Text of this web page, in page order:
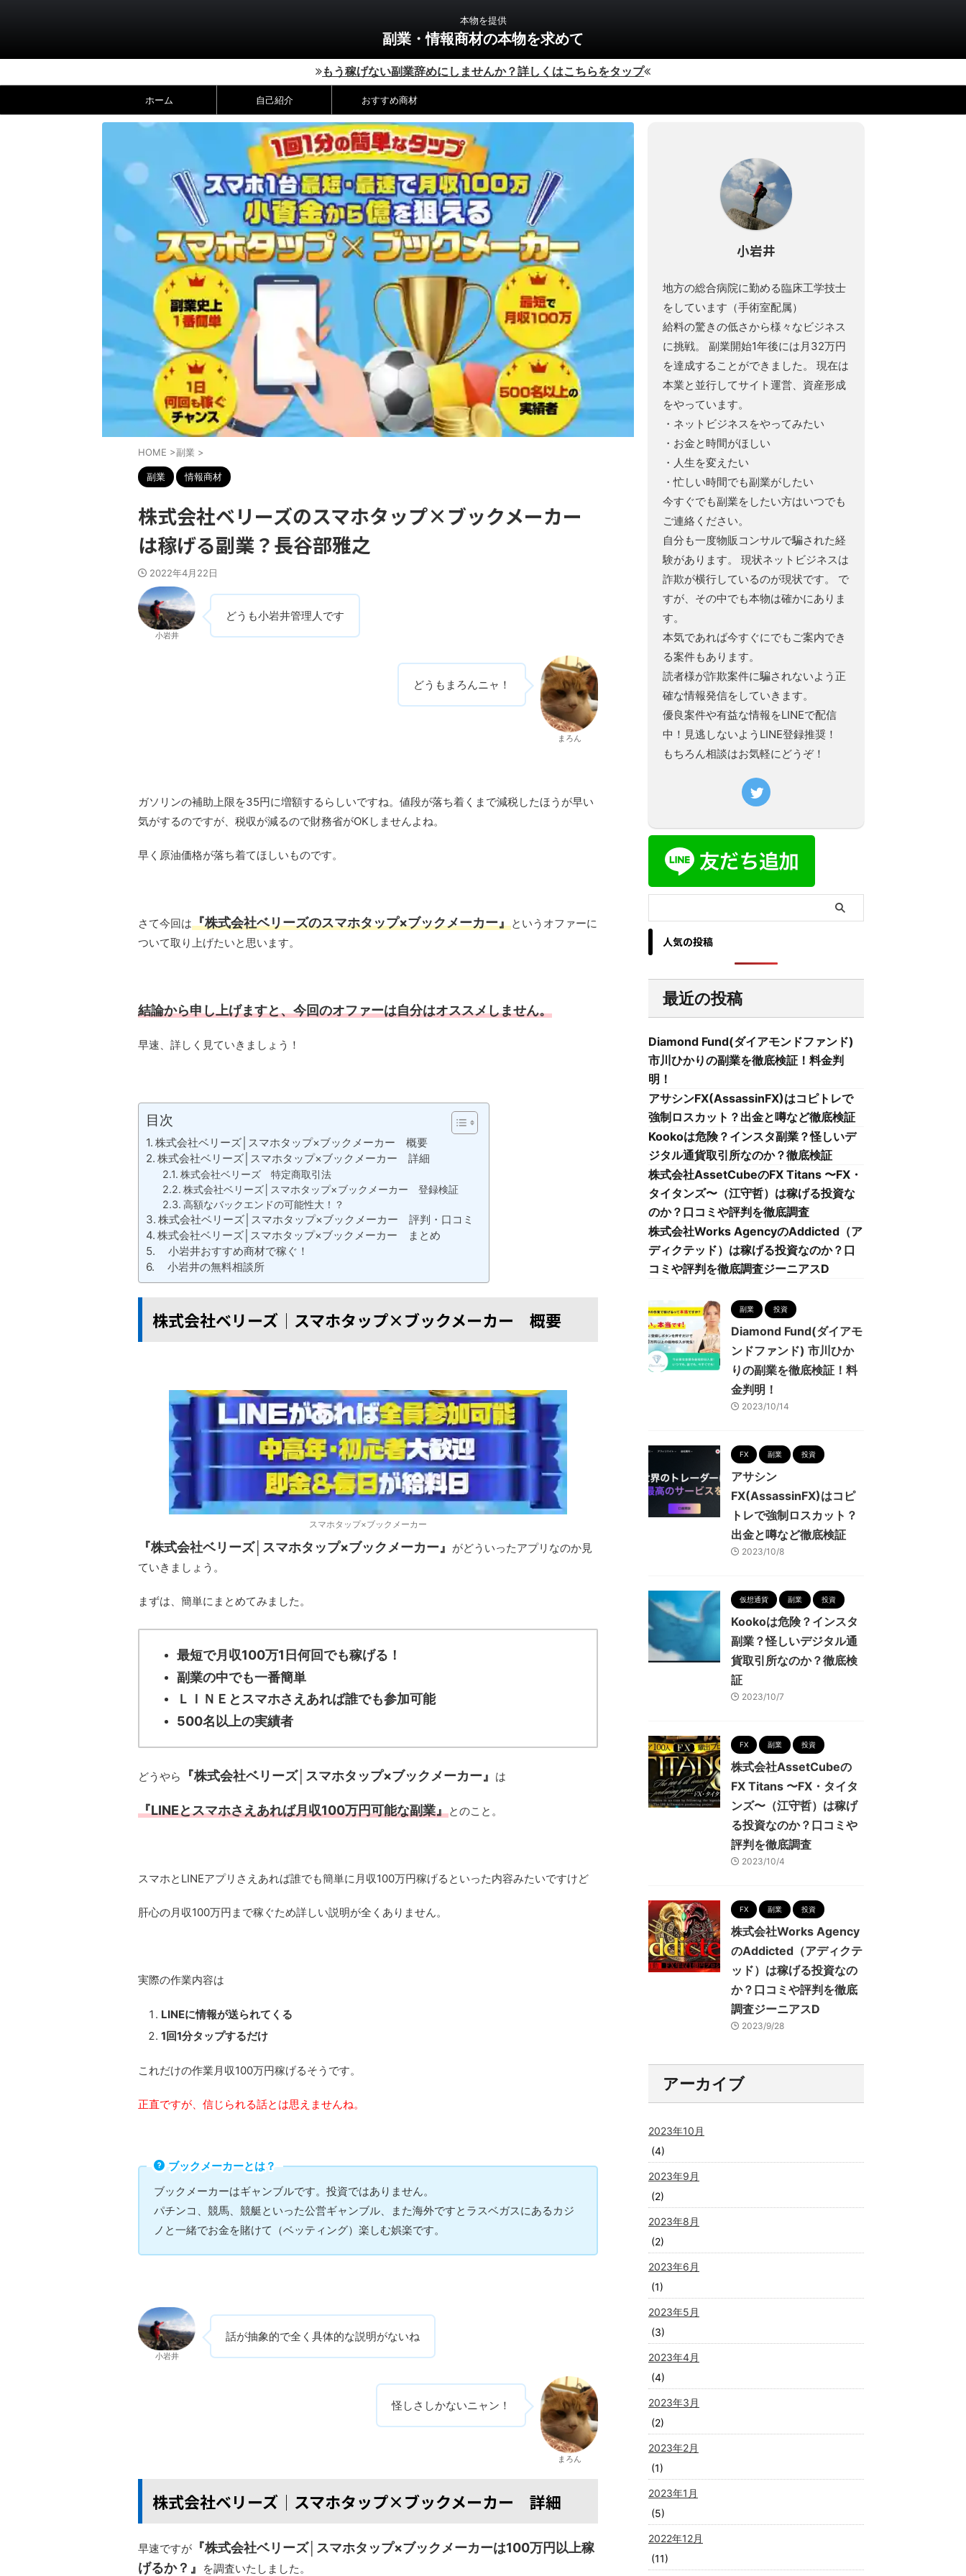
本物を提供
副業・情報商材の本物を求めて
もう稼げない副業辞めにしませんか？詳しくはこちらをタップ
ホーム 自己紹介 おすすめ商材
HOME >副業 >
副業 情報商材
株式会社ベリーズのスマホタップ×ブックメーカー
は稼げる副業？長谷部雅之
2022年4月22日
小岩井
どうも小岩井管理人です
どうもまろんニャ！
まろん
ガソリンの補助上限を35円に増額するらしいですね。値段が落ち着くまで減税したほうが早い
気がするのですが、税収が減るので財務省がOKしませんよね。
早く原油価格が落ち着てほしいものです。
さて今回は『株式会社ベリーズのスマホタップ×ブックメーカー』というオファーに
ついて取り上げたいと思います。
結論から申し上げますと、今回のオファーは自分はオススメしません。
早速、詳しく見ていきましょう！
目次
株式会社ベリーズ│スマホタップ×ブックメーカー 概要
株式会社ベリーズ│スマホタップ×ブックメーカー 詳細
株式会社ベリーズ 特定商取引法
株式会社ベリーズ│スマホタップ×ブックメーカー 登録検証
高額なバックエンドの可能性大！？
株式会社ベリーズ│スマホタップ×ブックメーカー 評判・口コミ
株式会社ベリーズ│スマホタップ×ブックメーカー まとめ
小岩井おすすめ商材で稼ぐ！
小岩井の無料相談所
株式会社ベリーズ│スマホタップ×ブックメーカー 概要
スマホタップ×ブックメーカー
『株式会社ベリーズ│スマホタップ×ブックメーカー』 がどういったアプリなのか見
ていきましょう。
まずは、簡単にまとめてみました。
最短で月収100万1日何回でも稼げる！
副業の中でも一番簡単
ＬＩＮＥとスマホさえあれば誰でも参加可能
500名以上の実績者
どうやら 『株式会社ベリーズ│スマホタップ×ブックメーカー』 は
『LINEとスマホさえあれば月収100万円可能な副業』とのこと。
スマホとLINEアプリさえあれば誰でも簡単に月収100万円稼げるといった内容みたいですけど
肝心の月収100万円まで稼ぐため詳しい説明が全くありません。
実際の作業内容は
LINEに情報が送られてくる
1回1分タップするだけ
これだけの作業月収100万円稼げるそうです。
正直ですが、信じられる話とは思えませんね。
ブックメーカーとは？
ブックメーカーはギャンブルです。投資ではありません。
パチンコ、競馬、競艇といった公営ギャンブル、また海外ですとラスベガスにあるカジ
ノと一緒でお金を賭けて（ベッティング）楽しむ娯楽です。
小岩井
話が抽象的で全く具体的な説明がないね
怪しさしかないニャン！
まろん
株式会社ベリーズ│スマホタップ×ブックメーカー 詳細
早速ですが 『株式会社ベリーズ│スマホタップ×ブックメーカーは100万円以上稼
げるか？』
を調査いたしました。
小岩井
地方の総合病院に勤める臨床工学技士
をしています（手術室配属）
給料の驚きの低さから様々なビジネス
に挑戦。 副業開始1年後には月32万円
を達成することができました。 現在は
本業と並行してサイト運営、資産形成
をやっています。
・ネットビジネスをやってみたい
・お金と時間がほしい
・人生を変えたい
・忙しい時間でも副業がしたい
今すぐでも副業をしたい方はいつでも
ご連絡ください。
自分も一度物販コンサルで騙された経
験があります。 現状ネットビジネスは
詐欺が横行しているのが現状です。 で
すが、その中でも本物は確かにありま
す。
本気であれば今すぐにでもご案内でき
る案件もあります。
読者様が詐欺案件に騙されないよう正
確な情報発信をしていきます。
優良案件や有益な情報をLINEで配信
中！見逃しないようLINE登録推奨！
もちろん相談はお気軽にどうぞ！
人気の投稿
最近の投稿
Diamond Fund(ダイアモンドファンド)
市川ひかりの副業を徹底検証！料金判
明！
アサシンFX(AssassinFX)はコピトレで
強制ロスカット？出金と噂など徹底検証
Kookoは危険？インスタ副業？怪しいデ
ジタル通貨取引所なのか？徹底検証
株式会社AssetCubeのFX Titans 〜FX・
タイタンズ〜（江守哲）は稼げる投資な
のか？口コミや評判を徹底調査
株式会社Works AgencyのAddicted（ア
ディクテッド）は稼げる投資なのか？口
コミや評判を徹底調査ジーニアスD
副業 投資
Diamond Fund(ダイアモ
ンドファンド) 市川ひか
りの副業を徹底検証！料
金判明！
2023/10/14
FX 副業 投資
アサシン
FX(AssassinFX)はコピ
トレで強制ロスカット？
出金と噂など徹底検証
2023/10/8
仮想通貨 副業 投資
Kookoは危険？インスタ
副業？怪しいデジタル通
貨取引所なのか？徹底検
証
2023/10/7
FX 副業 投資
株式会社AssetCubeの
FX Titans 〜FX・タイタ
ンズ〜（江守哲）は稼げ
る投資なのか？口コミや
評判を徹底調査
2023/10/4
FX 副業 投資
株式会社Works Agency
のAddicted（アディクテ
ッド）は稼げる投資なの
か？口コミや評判を徹底
調査ジーニアスD
2023/9/28
アーカイブ
2023年10月
(4)
2023年9月
(2)
2023年8月
(2)
2023年6月
(1)
2023年5月
(3)
2023年4月
(4)
2023年3月
(2)
2023年2月
(1)
2023年1月
(5)
2022年12月
(11)